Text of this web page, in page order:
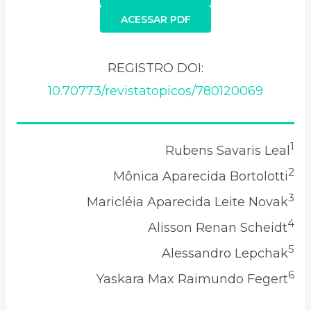
ACESSAR PDF
REGISTRO DOI:
10.70773/revistatopicos/780120069
Rubens Savaris Leal1
Mônica Aparecida Bortolotti2
Maricléia Aparecida Leite Novak3
Alisson Renan Scheidt4
Alessandro Lepchak5
Yaskara Max Raimundo Fegert6